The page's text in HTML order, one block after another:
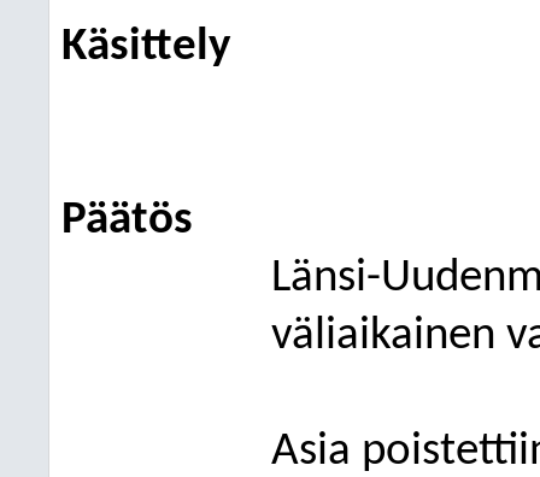
Käsittely
Päätös
Länsi-
väliaikainen
Asia